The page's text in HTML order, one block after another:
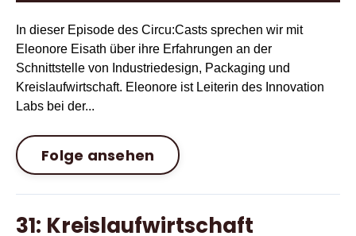
In dieser Episode des Circu:Casts sprechen wir mit
Eleonore Eisath über ihre Erfahrungen an der
Schnittstelle von Industriedesign, Packaging und
Kreislaufwirtschaft. Eleonore ist Leiterin des Innovation
Labs bei der...
Folge ansehen
31: Kreislaufwirtschaft